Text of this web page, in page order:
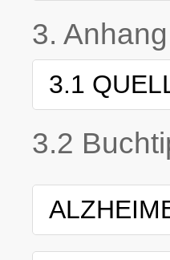
3. Anhang
3.1
3.2